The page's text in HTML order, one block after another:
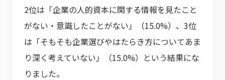
2位は「企業の人的資本に関する情報を見たこと
がない・意識したことがない」（15.0%）、3位
は「そもそも企業選びやはたらき方についてあま
り深く考えていない」（15.0%）という結果にな
りました。